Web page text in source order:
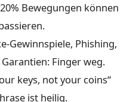
Bewegungen können
Gewinnspiele, Phishing,
Finger weg.
keys, not your coins“
ist heilig.